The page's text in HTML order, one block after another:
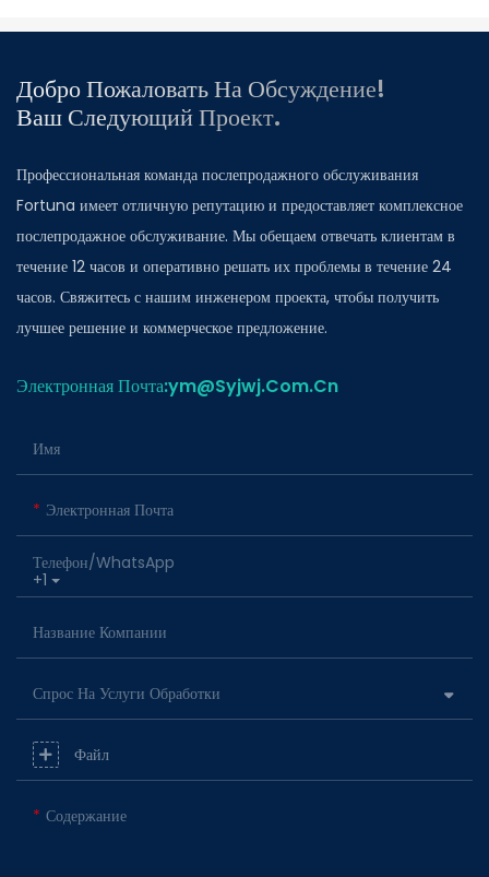
Добро Пожаловать На Обсуждение!
Ваш Следующий Проект.
Профессиональная команда послепродажного обслуживания
Fortuna имеет отличную репутацию и предоставляет комплексное
послепродажное обслуживание. Мы обещаем отвечать клиентам в
течение 12 часов и оперативно решать их проблемы в течение 24
часов. Свяжитесь с нашим инженером проекта, чтобы получить
лучшее решение и коммерческое предложение.
Электронная Почта:ym@Syjwj.Com.Cn
Имя
Электронная Почта
+1
Телефон/WhatsApp
Название Компании
Спрос На Услуги Обработки
Файл
Содержание